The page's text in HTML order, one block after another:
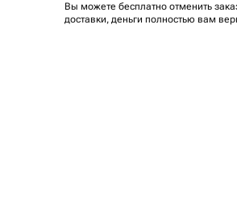
Вы можете бесплатно отменить
доставки, деньги полностью вам